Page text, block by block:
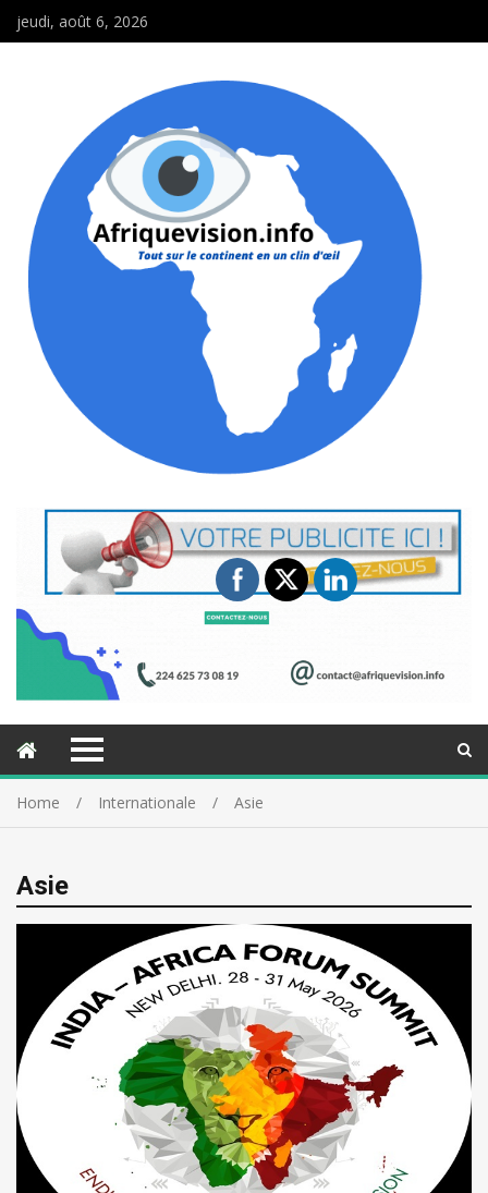
jeudi, août 6, 2026
Home Internationale Asie
Asie